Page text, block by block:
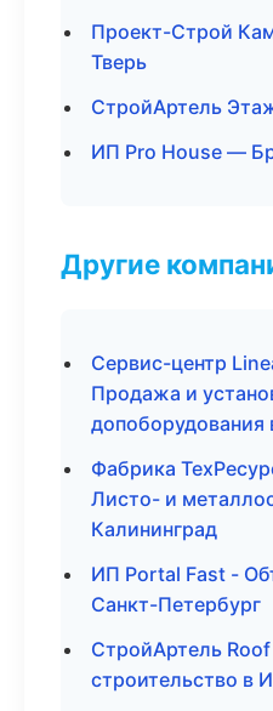
Проект-Строй
Тверь
СтройАртель
ИП Pro House —
Другие
Сервис-центр
Продажа и
допоборудования
Фабрика
Листо- и
Калининград
ИП Portal Fast -
Санкт-Петербург
СтройАртель
строительство в